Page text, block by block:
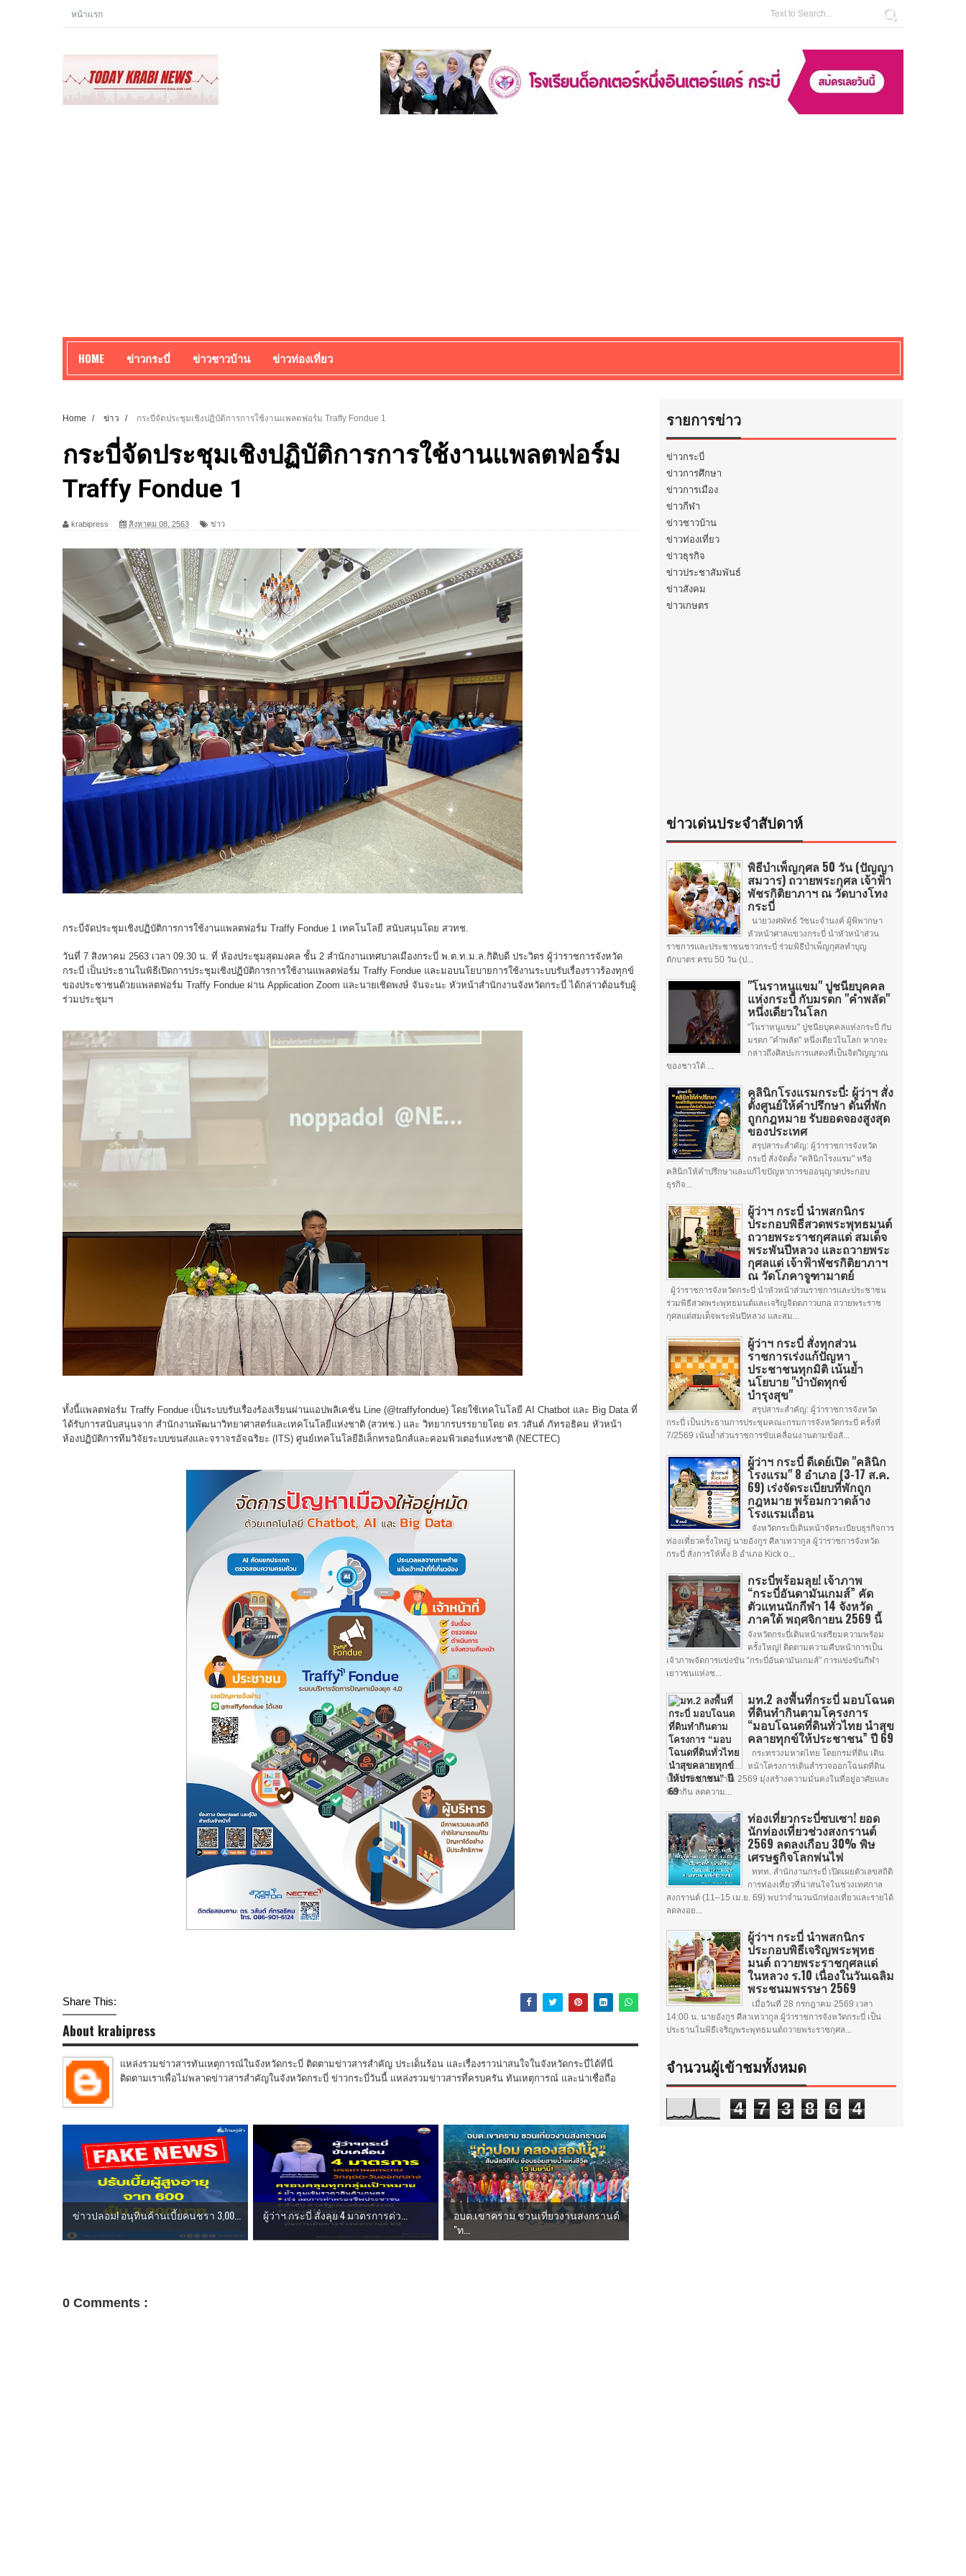
หน้าแรก
HOME ข่าวกระบี่ ข่าวชาวบ้าน ข่าวท่องเที่ยว
Home / ข่าว / กระบี่จัดประชุมเชิงปฏิบัติการการใช้งานแพลตฟอร์ม Traffy Fondue 1
กระบี่จัดประชุมเชิงปฏิบัติการการใช้งานแพลตฟอร์ม
Traffy Fondue 1
krabipress สิงหาคม 08, 2563 ข่าว
กระบี่จัดประชุมเชิงปฏิบัติการการใช้งานแพลตฟอร์ม Traffy Fondue 1 เทคโนโลยี สนับสนุนโดย สวทช.
วันที่ 7 สิงหาคม 2563 เวลา 09.30 น. ที่ ห้องประชุมสุดมงคล ชั้น 2 สำนักงานเทศบาลเมืองกระบี่ พ.ต.ท.ม.ล.กิติบดี ประวิตร ผู้ว่าราชการจังหวัด
กระบี่ เป็นประธานในพิธีเปิดการประชุมเชิงปฏิบัติการการใช้งานแพลตฟอร์ม Traffy Fondue และมอบนโยบายการใช้งานระบบรับเรื่องราวร้องทุกข์
ของประชาชนด้วยแพลตฟอร์ม Traffy Fondue ผ่าน Application Zoom และนายเชิดพงษ์ จันจะนะ หัวหน้าสำนักงานจังหวัดกระบี่ ได้กล่าวต้อนรับผู้
ร่วมประชุมฯ
ทั้งนี้แพลตฟอร์ม Traffy Fondue เป็นระบบรับเรื่องร้องเรียนผ่านแอปพลิเคชั่น Line (@traffyfondue) โดยใช้เทคโนโลยี AI Chatbot และ Big Data ที่
ได้รับการสนับสนุนจาก สำนักงานพัฒนาวิทยาศาสตร์และเทคโนโลยีแห่งชาติ (สวทช.) และ วิทยากรบรรยายโดย ดร.วสันต์ ภัทรอธิคม หัวหน้า
ห้องปฏิบัติการทีมวิจัยระบบขนส่งและจราจรอัจฉริยะ (ITS) ศูนย์เทคโนโลยีอิเล็กทรอนิกส์และคอมพิวเตอร์แห่งชาติ (NECTEC)
Share This:
About krabipress
แหล่งรวมข่าวสารทันเหตุการณ์ในจังหวัดกระบี่ ติดตามข่าวสารสำคัญ ประเด็นร้อน และเรื่องราวน่าสนใจในจังหวัดกระบี่ได้ที่นี่
ติดตามเราเพื่อไม่พลาดข่าวสารสำคัญในจังหวัดกระบี่ ข่าวกระบี่วันนี้ แหล่งรวมข่าวสารที่ครบครัน ทันเหตุการณ์ และน่าเชื่อถือ
ข่าวปลอม! อนุทินค้านเบี้ยคนชรา 3,00... ผู้ว่าฯ กระบี่ สั่งลุย 4 มาตรการด่ว...
อบต.เขาคราม ชวนเที่ยวงานสงกรานต์
"ท...
0 Comments :
รายการข่าว
ข่าวกระบี่
ข่าวการศึกษา
ข่าวการเมือง
ข่าวกีฬา
ข่าวชาวบ้าน
ข่าวท่องเที่ยว
ข่าวธุรกิจ
ข่าวประชาสัมพันธ์
ข่าวสังคม
ข่าวเกษตร
ข่าวเด่นประจำสัปดาห์
พิธีบำเพ็ญกุศล 50 วัน (ปัญญา
สมวาร) ถวายพระกุศล เจ้าฟ้า
พัชรกิติยาภาฯ ณ วัดบางโทง
กระบี่
นายวงศพัทธ์ วัชนะจำนงค์ ผู้พิพากษา
หัวหน้าศาลแขวงกระบี่ นำหัวหน้าส่วน
ราชการและประชาชนชาวกระบี่ ร่วมพิธีบำเพ็ญกุศลทำบุญ
ตักบาตร ครบ 50 วัน (ป...
"โนราหนูแขม" ปูชนียบุคคล
แห่งกระบี่ กับมรดก "คำพลัด"
หนึ่งเดียวในโลก
"โนราหนูแขม" ปูชนียบุคคลแห่งกระบี่ กับ
มรดก "คำพลัด" หนึ่งเดียวในโลก หากจะ
กล่าวถึงศิลปะการแสดงที่เป็นจิตวิญญาณ
ของชาวใต้ ...
คลินิกโรงแรมกระบี่: ผู้ว่าฯ สั่ง
ตั้งศูนย์ให้คำปรึกษา ดันที่พัก
ถูกกฎหมาย รับยอดจองสูงสุด
ของประเทศ
สรุปสาระสำคัญ: ผู้ว่าราชการจังหวัด
กระบี่ สั่งจัดตั้ง "คลินิกโรงแรม" หรือ
คลินิกให้คำปรึกษาและแก้ไขปัญหาการขออนุญาตประกอบ
ธุรกิจ...
ผู้ว่าฯ กระบี่ นำพสกนิกร
ประกอบพิธีสวดพระพุทธมนต์
ถวายพระราชกุศลแด่ สมเด็จ
พระพันปีหลวง และถวายพระ
กุศลแด่ เจ้าฟ้าพัชรกิติยาภาฯ
ณ วัดโภคาจูฑามาตย์
ผู้ว่าราชการจังหวัดกระบี่ นำหัวหน้าส่วนราชการและประชาชน
ร่วมพิธีสวดพระพุทธมนต์และเจริญจิตตภาวuna ถวายพระราช
กุศลแด่สมเด็จพระพันปีหลวง และสม...
ผู้ว่าฯ กระบี่ สั่งทุกส่วน
ราชการเร่งแก้ปัญหา
ประชาชนทุกมิติ เน้นย้ำ
นโยบาย "บำบัดทุกข์
บำรุงสุข"
สรุปสาระสำคัญ: ผู้ว่าราชการจังหวัด
กระบี่ เป็นประธานการประชุมคณะกรมการจังหวัดกระบี่ ครั้งที่
7/2569 เน้นย้ำส่วนราชการขับเคลื่อนงานตามข้อสั...
ผู้ว่าฯ กระบี่ ดีเดย์เปิด "คลินิก
โรงแรม" 8 อำเภอ (3-17 ส.ค.
69) เร่งจัดระเบียบที่พักถูก
กฎหมาย พร้อมกวาดล้าง
โรงแรมเถื่อน
จังหวัดกระบี่เดินหน้าจัดระเบียบธุรกิจการ
ท่องเที่ยวครั้งใหญ่ นายอังกูร ศีลาเทวากูล ผู้ว่าราชการจังหวัด
กระบี่ สั่งการให้ทั้ง 8 อำเภอ Kick o...
กระบี่พร้อมลุย! เจ้าภาพ
“กระบี่อันดามันเกมส์” คัด
ตัวแทนนักกีฬา 14 จังหวัด
ภาคใต้ พฤศจิกายน 2569 นี้
จังหวัดกระบี่เดินหน้าเตรียมความพร้อม
ครั้งใหญ่! ติดตามความคืบหน้าการเป็น
เจ้าภาพจัดการแข่งขัน “กระบี่อันดามันเกมส์” การแข่งขันกีฬา
เยาวชนแห่งช...
มท.2 ลงพื้นที่กระบี่ มอบโฉนด
ที่ดินทำกินตามโครงการ
“มอบโฉนดที่ดินทั่วไทย นำสุข
คลายทุกข์ให้ประชาชน” ปี 69
กระทรวงมหาดไทย โดยกรมที่ดิน เดิน
หน้าโครงการเดินสำรวจออกโฉนดที่ดิน
ประจำปีงบประมาณ 2569 มุ่งสร้างความมั่นคงในที่อยู่อาศัยและ
ที่ทำกิน ลดความ...
ท่องเที่ยวกระบี่ซบเซา! ยอด
นักท่องเที่ยวช่วงสงกรานต์
2569 ลดลงเกือบ 30% พิษ
เศรษฐกิจโลกพ่นไฟ
ททท. สำนักงานกระบี่ เปิดเผยตัวเลขสถิติ
การท่องเที่ยวที่น่าสนใจในช่วงเทศกาล
สงกรานต์ (11–15 เม.ย. 69) พบว่าจำนวนนักท่องเที่ยวและรายได้
ลดลงอย...
ผู้ว่าฯ กระบี่ นำพสกนิกร
ประกอบพิธีเจริญพระพุทธ
มนต์ ถวายพระราชกุศลแด่
ในหลวง ร.10 เนื่องในวันเฉลิม
พระชนมพรรษา 2569
เมื่อวันที่ 28 กรกฎาคม 2569 เวลา
14:00 น. นายอังกูร ศีลาเทวากูล ผู้ว่าราชการจังหวัดกระบี่ เป็น
ประธานในพิธีเจริญพระพุทธมนต์ถวายพระราชกุศล...
จำนวนผู้เข้าชมทั้งหมด
4 7 3 8 6 4